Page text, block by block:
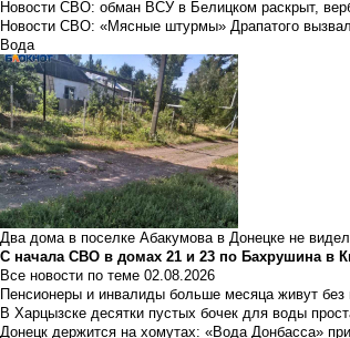
Новости СВО: обман ВСУ в Белицком раскрыт,
Новости СВО: «Мясные штурмы» Драпатого
Вода
Два дома в поселке Абакумова в Донецке не
С начала СВО в домах 21 и 23 по Бахрушина в
Все новости по теме 02.08.2026
Пенсионеры и инвалиды больше месяца живут
В Харцызске десятки пустых бочек для воды
Донецк держится на хомутах: «Вода Донбасса»